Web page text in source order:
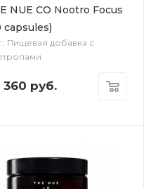
NUE CO Nootro Focus
capsules)
Пищевая добавка с
360 руб.